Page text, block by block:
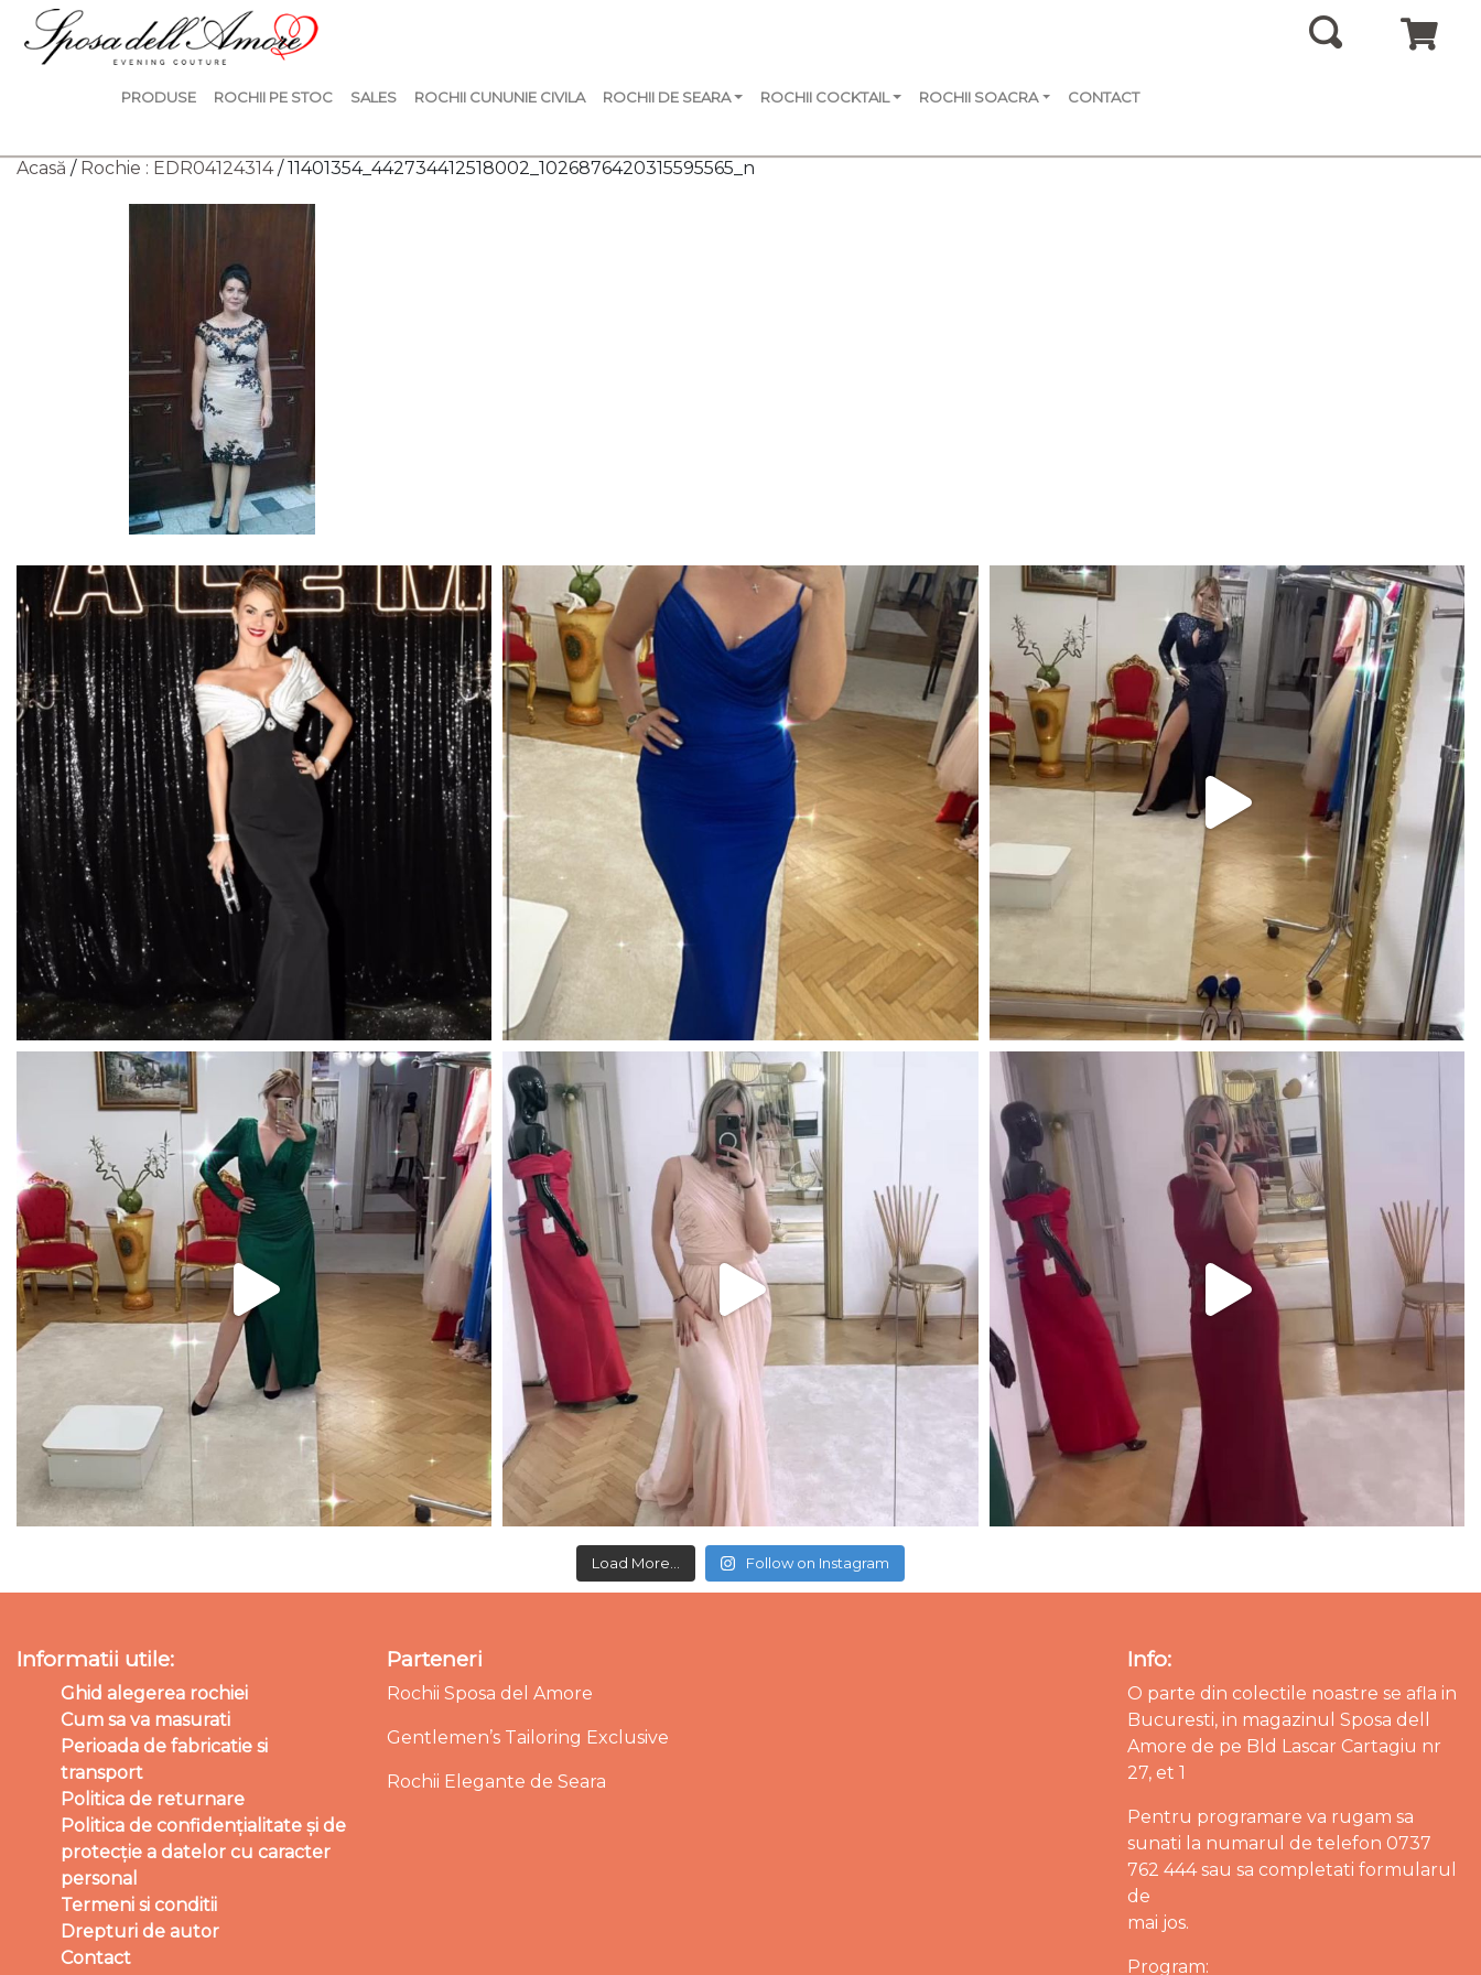
PRODUSE ROCHII PE STOC SALES ROCHII CUNUNIE CIVILA ROCHII DE SEARA ROCHII COCKTAIL ROCHII SOACRA CONTACT
Acasă / Rochie : EDR04124314/ 11401354_442734412518002_1026876420315595565_n
Load More... Follow on Instagram
Informatii utile:
Ghid alegerea rochiei
Cum sa va masurati
Perioada de fabricatie si
transport
Politica de returnare
Politica de confidențialitate și de
protecție a datelor cu caracter
personal
Termeni si conditii
Drepturi de autor
Contact
Parteneri
Rochii Sposa del Amore
Gentlemen’s Tailoring Exclusive
Rochii Elegante de Seara
Info:
O parte din colectile noastre se afla in
Bucuresti, in magazinul Sposa dell
Amore de pe Bld Lascar Cartagiu nr
27, et 1
Pentru programare va rugam sa
sunati la numarul de telefon 0737
762 444 sau sa completati formularul
de
mai jos.
Program: